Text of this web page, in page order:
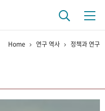
Home 연구 역사 정책과 연구